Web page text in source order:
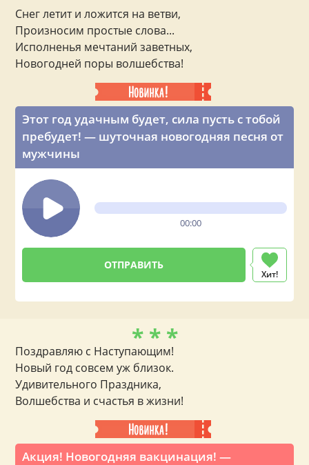
Этот год удачным будет, сила пусть с тобой
пребудет! — шуточная новогодняя песня от
мужчины
00:00
Хит!
Снег летит и ложится на ветви,
Произносим простые слова...
Исполненья мечтаний заветных,
Новогодней поры волшебства!
Акция! Новогодняя вакцинация! —
* * *
Поздравляю с Наступающим!
Новый год совсем уж близок.
Удивительного Праздника,
Волшебства и счастья в жизни!